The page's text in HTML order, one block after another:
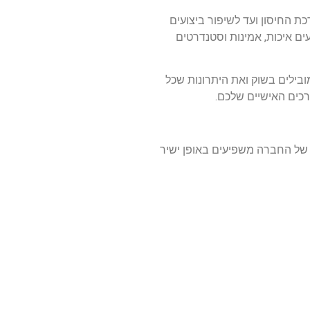
החיסון ועד לשיפור ביצועים
איכות, אמינות וסטנדרטים
את המותגים המובילים בשוק ואת היתרונות שכל
האישיים שלכם.
של החברה משפיעים באופן ישיר